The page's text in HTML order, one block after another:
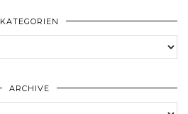
KATEGORIEN
ARCHIVE